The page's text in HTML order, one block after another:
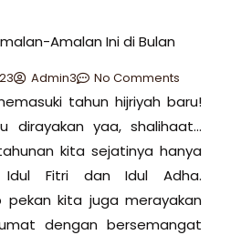
Amalan Ini di Bulan
Admin3 No Comments
tahun hijriyah baru!
dirayakan yaa, shalihaat…
kita sejatinya hanya
Fitri dan Idul Adha.
pekan kita juga merayakan
dengan bersemangat